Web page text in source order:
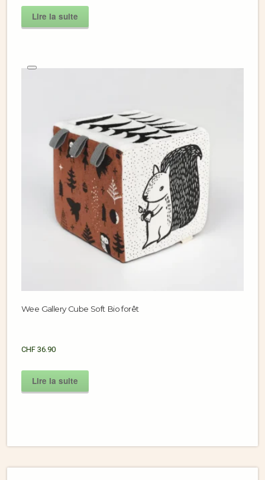
Lire la suite
Wee Gallery Cube Soft Bio forêt
CHF 36.90
Lire la suite